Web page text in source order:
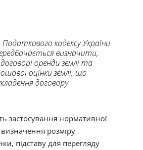
кодексу України
визначити,
оренди землі та
оцінки землі, що
договору
застосування нормативної
розміру
підставу для перегляду